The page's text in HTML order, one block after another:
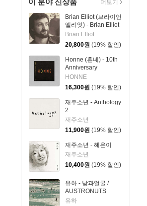
이 분야 신상품
Brian Elliot (브라이언
엘리엇) - Brian Elliot
Brian Elliot
20,800원 (19% 할인)
Honne (혼네) - 10th
Anniversary
Compilation
[HONNE – 10]
HONNE
16,300원 (19% 할인)
재주소년 - Anthology
2
재주소년
11,900원 (19% 할인)
재주소년 - 혜은이
재주소년
10,400원 (19% 할인)
유하 - 낮과얼굴 /
AUSTRONUTS
유하
더보기